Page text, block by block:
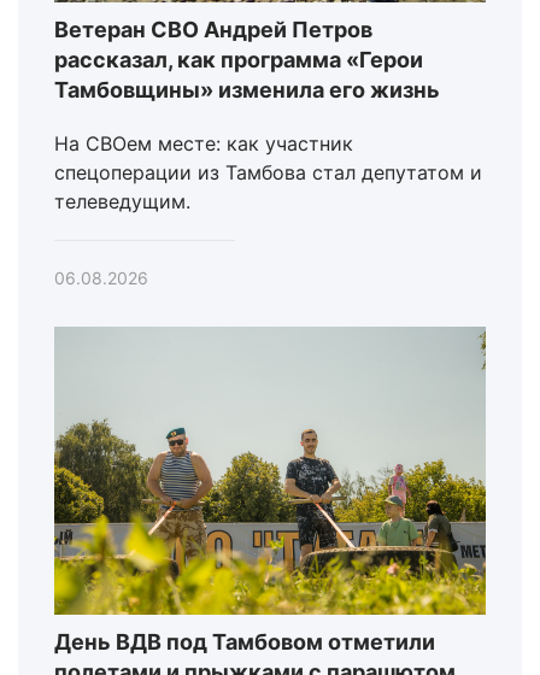
Ветеран СВО Андрей Петров
рассказал, как программа «Герои
Тамбовщины» изменила его жизнь
На СВОем месте: как участник
спецоперации из Тамбова стал депутатом и
телеведущим.
06.08.2026
День ВДВ под Тамбовом отметили